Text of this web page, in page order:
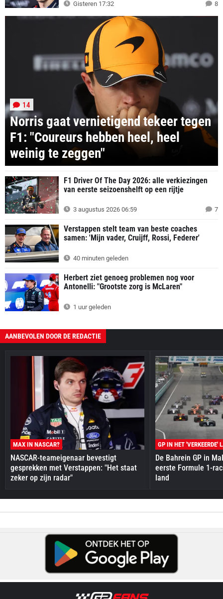
Gisteren 17:32 8
Norris gaat vernietigend tekeer tegen
F1: "Coureurs hebben heel, heel
weinig te zeggen"
14
F1 Driver Of The Day 2026: alle verkiezingen
van eerste seizoenshelft op een rijtje
3 augustus 2026 06:59 7
Verstappen stelt team van beste coaches
samen: 'Mijn vader, Cruijff, Rossi, Federer'
40 minuten geleden
Herbert ziet genoeg problemen nog voor
Antonelli: "Grootste zorg is McLaren"
1 uur geleden
AANBEVOLEN DOOR DE REDACTIE
MAX IN NASCAR?
NASCAR-teameigenaar bevestigt
gesprekken met Verstappen: "Het staat
zeker op zijn radar"
GP IN HET 'VERKEERDE'
De Bahrein GP in
eerste Formule 1-
land